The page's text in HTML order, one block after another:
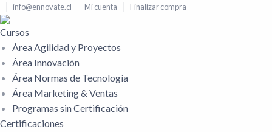
info@ennovate.cl Mi cuenta Finalizar compra
Cursos
Área Agilidad y Proyectos
Área Innovación
Área Normas de Tecnología
Área Marketing & Ventas
Programas sin Certificación
Certificaciones